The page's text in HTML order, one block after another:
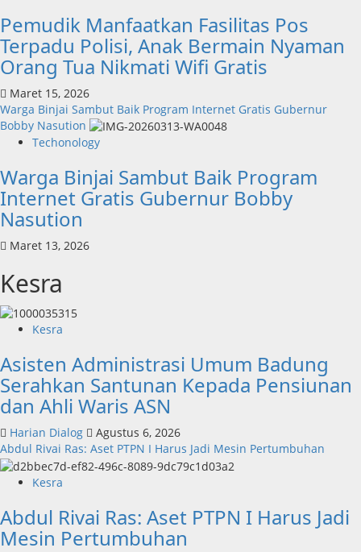
Pemudik Manfaatkan Fasilitas Pos
Terpadu Polisi, Anak Bermain Nyaman
Orang Tua Nikmati Wifi Gratis
Maret 15, 2026
Warga Binjai Sambut Baik Program Internet Gratis Gubernur
Bobby Nasution
Techonology
Warga Binjai Sambut Baik Program
Internet Gratis Gubernur Bobby
Nasution
Maret 13, 2026
Kesra
Kesra
Asisten Administrasi Umum Badung
Serahkan Santunan Kepada Pensiunan
dan Ahli Waris ASN
Harian Dialog
Agustus 6, 2026
Abdul Rivai Ras: Aset PTPN I Harus Jadi Mesin Pertumbuhan
Kesra
Abdul Rivai Ras: Aset PTPN I Harus Jadi
Mesin Pertumbuhan